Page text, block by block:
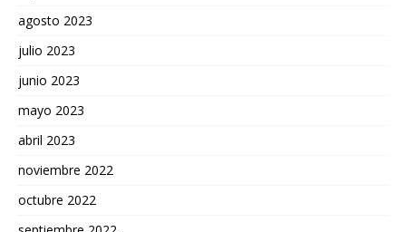
agosto 2023
julio 2023
junio 2023
mayo 2023
abril 2023
noviembre 2022
octubre 2022